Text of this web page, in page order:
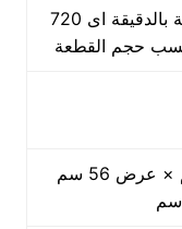
حتى 12 قطعة بالدقيقة اى 720
حجم القطعة
طول 60 سم × عرض 56 سم